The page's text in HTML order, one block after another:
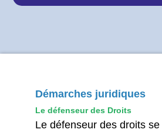
Démarches juridiques
Le défenseur des Droits
Le défenseur des droits